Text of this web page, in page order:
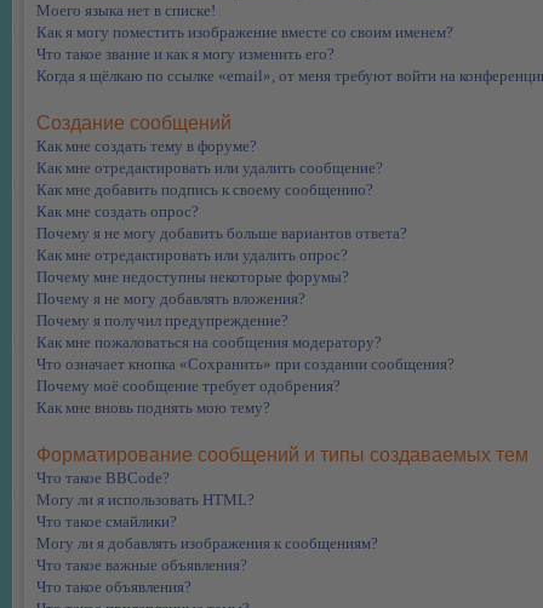
Моего языка нет в списке!
Как я могу поместить изображение вместе со своим именем?
Что такое звание и как я могу изменить его?
Когда я щёлкаю по ссылке «email», от меня требуют войти на
Создание сообщений
Как мне создать тему в форуме?
Как мне отредактировать или удалить сообщение?
Как мне добавить подпись к своему сообщению?
Как мне создать опрос?
Почему я не могу добавить больше вариантов ответа?
Как мне отредактировать или удалить опрос?
Почему мне недоступны некоторые форумы?
Почему я не могу добавлять вложения?
Почему я получил предупреждение?
Как мне пожаловаться на сообщения модератору?
Что означает кнопка «Сохранить» при создании сообщения?
Почему моё сообщение требует одобрения?
Как мне вновь поднять мою тему?
Форматирование сообщений и типы создаваемых тем
Что такое BBCode?
Могу ли я использовать HTML?
Что такое смайлики?
Могу ли я добавлять изображения к сообщениям?
Что такое важные объявления?
Что такое объявления?